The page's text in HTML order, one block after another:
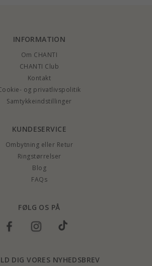
INFORMATION
Om CHANTI
CHANTI Club
Kontakt
og privatlivspolitik
Samtykkeindstillinger
KUNDESERVICE
Ombytning eller Retur
Ringstørrelser
Blog
FAQs
FØLG OS PÅ
DIG VORES NYHEDSBREV